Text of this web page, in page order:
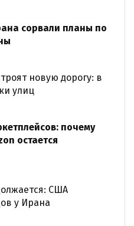
сорвали планы по
новую дорогу: в
улиц
почему
остается
США
у Ирана